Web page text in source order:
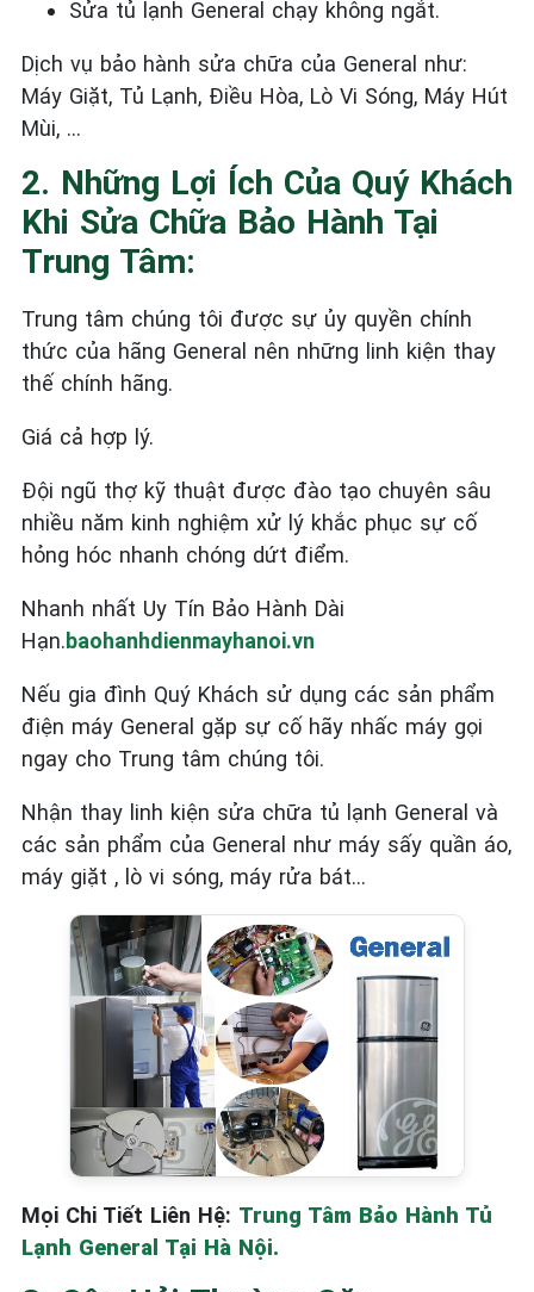
Sửa tủ lạnh General chạy không ngắt.
Dịch vụ bảo hành sửa chữa của General như:
Máy Giặt, Tủ Lạnh, Điều Hòa, Lò Vi Sóng, Máy Hút
Mùi, …
2. Những Lợi Ích Của Quý Khách
Khi Sửa Chữa Bảo Hành Tại
Trung Tâm:
Trung tâm chúng tôi được sự ủy quyền chính
thức của hãng General nên những linh kiện thay
thế chính hãng.
Giá cả hợp lý.
Đội ngũ thợ kỹ thuật được đào tạo chuyên sâu
nhiều năm kinh nghiệm xử lý khắc phục sự cố
hỏng hóc nhanh chóng dứt điểm.
Nhanh nhất Uy Tín Bảo Hành Dài
Hạn.baohanhdienmayhanoi.vn
Nếu gia đình Quý Khách sử dụng các sản phẩm
điện máy General gặp sự cố hãy nhấc máy gọi
ngay cho Trung tâm chúng tôi.
Nhận thay linh kiện sửa chữa tủ lạnh General và
các sản phẩm của General như máy sấy quần áo,
máy giặt , lò vi sóng, máy rửa bát…
Mọi Chi Tiết Liên Hệ: Trung Tâm Bảo Hành Tủ
Lạnh General Tại Hà Nội.